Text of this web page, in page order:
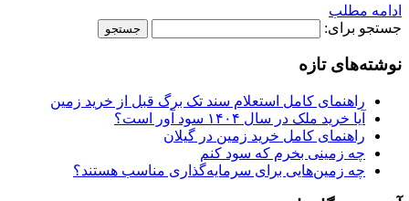
ادامه مطلب
جستجو برای:
نوشته‌های تازه
راهنمای کامل استعلام سند تک برگ قبل از خرید زمین
آیا خرید ملک در سال ۱۴۰۴ سود آور است؟
راهنمای کامل خرید زمین در گیلان
چه زمینی بخرم که سود کنم
چه زمین‌هایی برای سرمایه‌گذاری مناسب هستند؟